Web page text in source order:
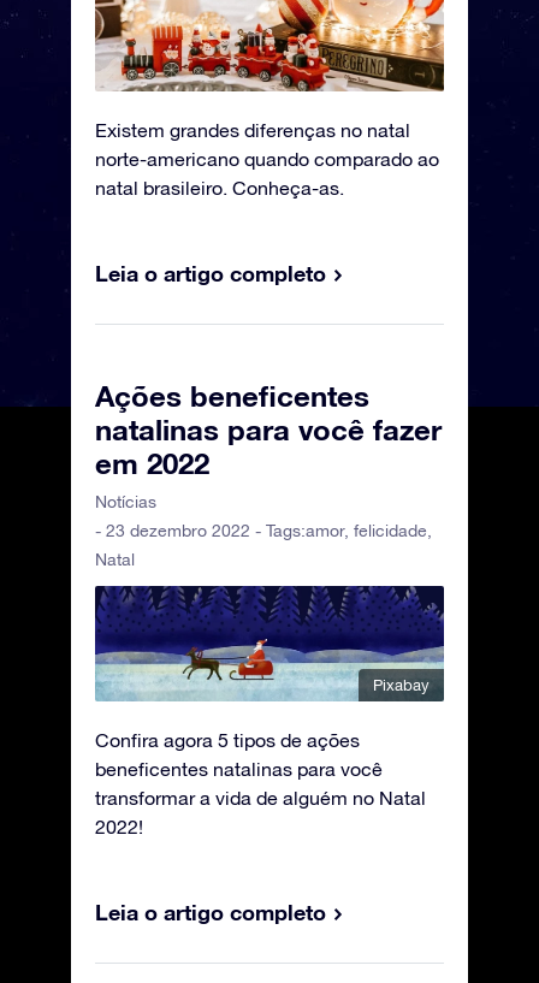
Existem grandes diferenças no natal
norte-americano quando comparado ao
natal brasileiro. Conheça-as.
Leia o artigo completo
Ações beneficentes
natalinas para você fazer
em 2022
Notícias
- 23 dezembro 2022 - Tags:amor, felicidade,
Natal
Pixabay
Confira agora 5 tipos de ações
beneficentes natalinas para você
transformar a vida de alguém no Natal
2022!
Leia o artigo completo